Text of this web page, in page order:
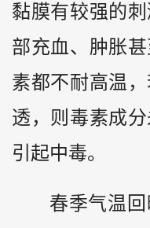
黏膜有较强的
部充血、肿胀
素都不耐高温
透，则毒素成
引起中毒。
春季气温